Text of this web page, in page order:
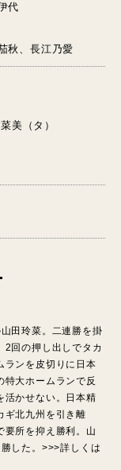
代
秋、長江乃愛
美（タ）
田玲菜。二連勝を掛
2回の押し出しでタカ
ランを皮切りに日本
大ホームランで反
活かせない。日本精
ギ北九州を引き離
要所を抑え勝利。山
した。>>>詳しくは